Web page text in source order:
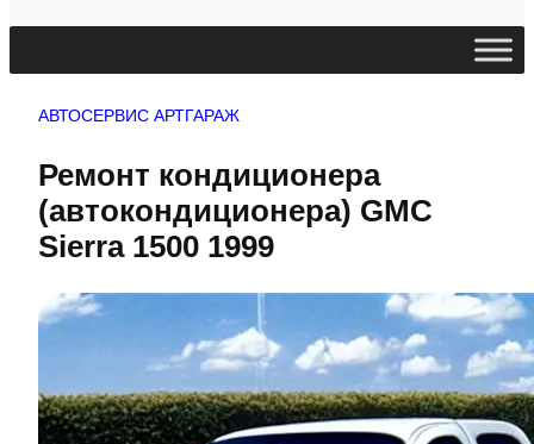
АВТОСЕРВИС АРТГАРАЖ
Ремонт кондиционера
(автокондиционера) GMC
Sierra 1500 1999